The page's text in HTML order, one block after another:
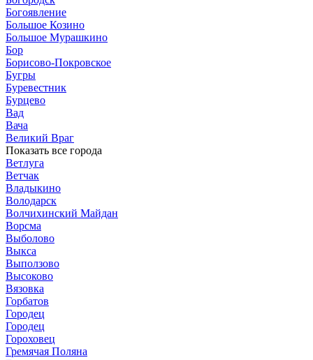
Богоявление
Большое Козино
Большое Мурашкино
Бор
Борисово-Покровское
Бугры
Буревестник
Бурцево
Вад
Вача
Великий Враг
Показать все города
Ветлуга
Ветчак
Владыкино
Володарск
Волчихинский Майдан
Ворсма
Выболово
Выкса
Выползово
Высоково
Вязовка
Горбатов
Городец
Городец
Гороховец
Гремячая Поляна